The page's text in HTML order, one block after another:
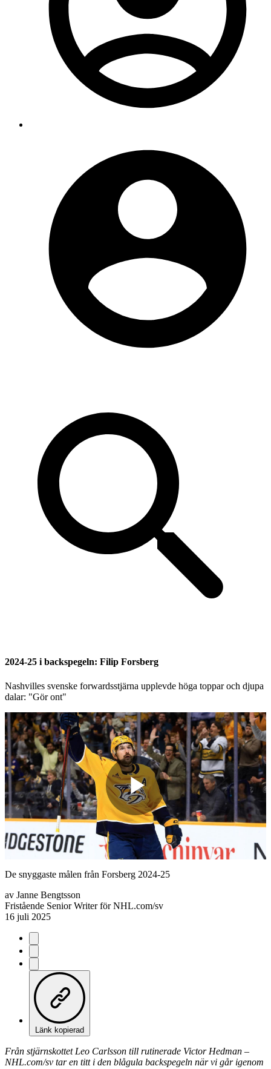
2024-25 i backspegeln: Filip Forsberg
Nashvilles svenske forwardsstjärna upplevde höga toppar och djupa
dalar: "Gör ont"
Play
Video
De snyggaste målen från Forsberg 2024-25
av Janne Bengtsson
Fristående Senior Writer för NHL.com/sv
16 juli 2025
Länk kopierad
Från stjärnskottet Leo Carlsson till rutinerade Victor Hedman –
NHL.com/sv tar en titt i den blågula backspegeln när vi går igenom